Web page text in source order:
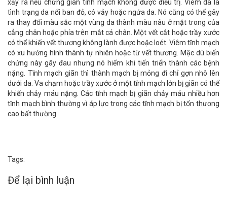
xảy ra nếu chứng giãn tĩnh mạch không được điều trị. Viêm da là
tình trạng da nổi ban đỏ, có vảy hoặc ngứa da. Nó cũng có thể gây
ra thay đổi màu sắc một vùng da thành màu nâu ở mặt trong của
cẳng chân hoặc phía trên mắt cá chân. Một vết cắt hoặc trầy xước
có thể khiến vết thương không lành được hoặc loét. Viêm tĩnh mạch
có xu hướng hình thành tự nhiên hoặc từ vết thương. Mặc dù biến
chứng này gây đau nhưng nó hiếm khi tiến triển thành các bệnh
nặng. Tĩnh mạch giãn thì thành mạch bị mỏng đi chỉ gợn nhô lên
dưới da. Va chạm hoặc trầy xước ở một tĩnh mạch lớn bị giãn có thể
khiến chảy máu nặng. Các tĩnh mạch bị giãn chảy máu nhiều hơn
tĩnh mạch bình thường vì áp lực trong các tĩnh mạch bị tổn thương
cao bất thường.
Tags:
Để lại bình luận